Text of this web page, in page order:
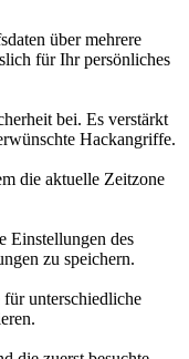
über mehrere
für Ihr persönliches
bei. Es verstärkt
Hackangriffe.
die aktuelle Zeitzone
Einstellungen des
zu speichern.
unterschiedliche